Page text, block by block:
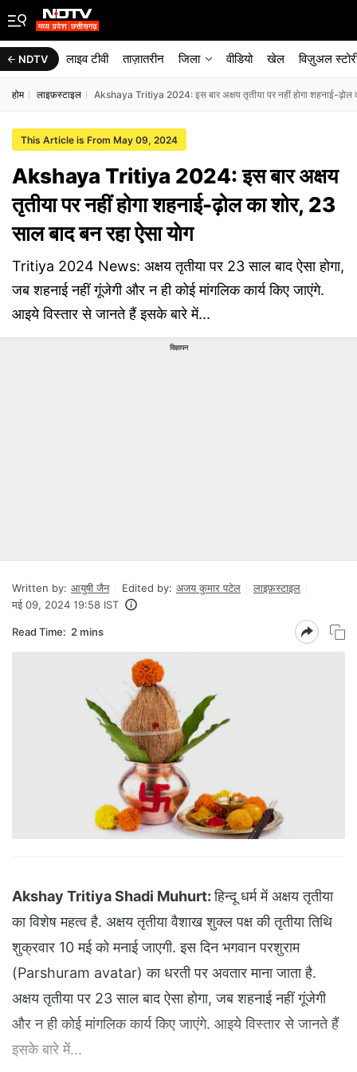
NDTV लाइव टीवी ताज़ातरीन जिला वीडियो खेल विज़ुअल
होम लाइफ़स्टाइल Akshaya Tritiya 2024: इस बार अक्षय तृतीया पर नहीं होगा शहनाई-ढ़ोल
This Article is From May 09, 2024
Akshaya Tritiya 2024: इस बार अक्षय
तृतीया पर नहीं होगा शहनाई-ढ़ोल का शोर, 23
साल बाद बन रहा ऐसा याेग
Tritiya 2024 News: अक्षय तृतीया पर 23 साल बाद ऐसा होगा,
जब शहनाई नहीं गूंजेगी और न ही कोई मांगलिक कार्य किए जाएंगे.
आइये विस्तार से जानते हैं इसके बारे में...
विज्ञापन
Written by: आयुषी जैन Edited by: अजय कुमार पटेल
लाइफ़स्टाइल
मई 09, 2024 19:58 IST
Read Time: 2 mins
Akshay Tritiya Shadi Muhurt:हिन्दू धर्म में अक्षय तृतीया
का विशेष महत्व है. अक्षय तृतीया वैशाख शुक्ल पक्ष की तृतीया तिथि
शुक्रवार 10 मई को मनाई जाएगी. इस दिन भगवान परशुराम
(Parshuram avatar) का धरती पर अवतार माना जाता है.
अक्षय तृतीया पर 23 साल बाद ऐसा होगा, जब शहनाई नहीं गूंजेगी
और न ही कोई मांगलिक कार्य किए जाएंगे. आइये विस्तार से जानते हैं
इसके बारे में...